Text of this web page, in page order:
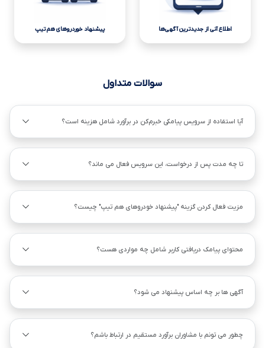
اطلاع آنی از جدیدترین آگهی‌ها پیشنهاد خوردروهای هم تیپ
سوالات متداول
آیا استفاده از سرویس پیامکی خبرم‌کن در برآورد شامل هزینه است؟
تا چه مدت پس از درخواست، این سرویس فعال می ماند؟
مزیت فعال کردن گزینه "پیشنهاد خودروهای هم ‌تیپ" چیست؟
محتوای پیامک دریافتی کاربر شامل چه مواردی هست؟
آگهی ها بر چه اساس پیشنهاد می شود؟
چطور می تونم با مشاوران برآورد مستقیم در ارتباط باشم؟